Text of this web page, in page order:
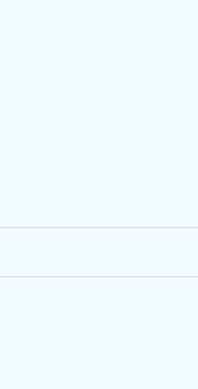
半跟的回复获得奖章一枚